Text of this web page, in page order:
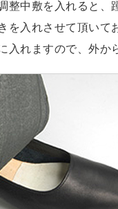
整中敷を入れると、
を入れさせて頂いて
入れますので、外か